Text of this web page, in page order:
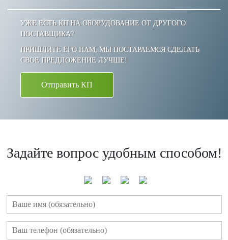
УЖЕ ЕСТЬ КП НА ОБОРУДОВАНИЕ ОТ ДРУГОГО
ПОСТАВЩИКА?
ПРИШЛИТЕ ЕГО НАМ, МЫ ПОСТАРАЕМСЯ СДЕЛАТЬ
СВОЕ ПРЕДЛОЖЕНИЕ ЛУЧШЕ!
Отправить КП
Задайте вопрос удобным способом!